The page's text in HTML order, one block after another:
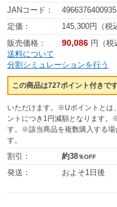
JANコード：
4966376400935
定価：
145,300円（税
販売価格：
90,086 円（税
送料について
分割シミュレーションを行う
この商品は727ポイント付きです
いただけます。※Uポイントとは
ントにつき1円減額となります。
す。※該当商品を複数購入する場
す。
割引： 約38％OFF
発送： およそ1日後